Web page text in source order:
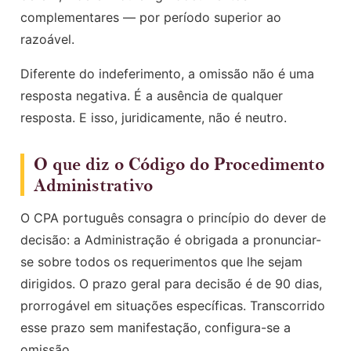
complementares — por período superior ao
razoável.
Diferente do indeferimento, a omissão não é uma
resposta negativa. É a ausência de qualquer
resposta. E isso, juridicamente, não é neutro.
O que diz o Código do Procedimento
Administrativo
O CPA português consagra o princípio do dever de
decisão: a Administração é obrigada a pronunciar-
se sobre todos os requerimentos que lhe sejam
dirigidos. O prazo geral para decisão é de 90 dias,
prorrogável em situações específicas. Transcorrido
esse prazo sem manifestação, configura-se a